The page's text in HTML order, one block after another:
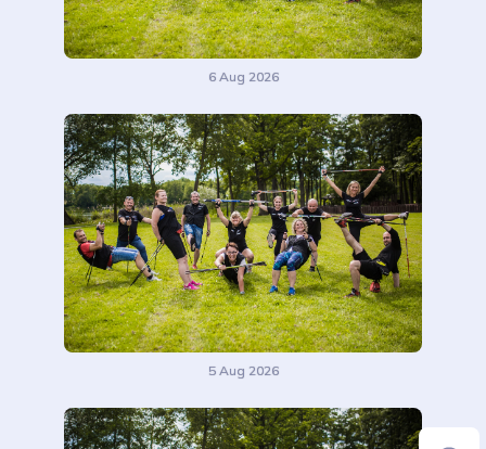
6 Aug 2026
5 Aug 2026